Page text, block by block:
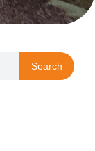
Search